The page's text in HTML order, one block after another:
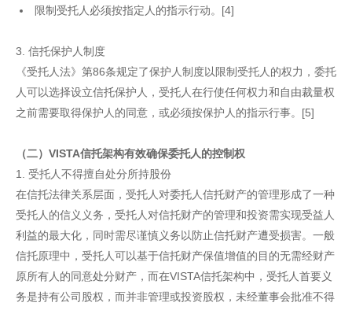
限制受托人必须按指定人的指示行动。[4]
3. 信托保护人制度
《受托人法》第86条规定了保护人制度以限制受托人的权力，委托
人可以选择设立信托保护人，受托人在行使任何权力和自由裁量权
之前需要取得保护人的同意，或必须按保护人的指示行事。[5]
（二）VISTA信托架构有效确保委托人的控制权
1. 受托人不得擅自处分所持股份
在信托法律关系层面，受托人对委托人信托财产的管理形成了一种
受托人的信义义务，受托人对信托财产的管理和投资需实现受益人
利益的最大化，同时需尽谨慎义务以防止信托财产遭受损害。一般
信托原理中，受托人可以基于信托财产保值增值的目的无需经财产
原所有人的同意处分财产，而在VISTA信托架构中，受托人首要义
务是持有公司股权，而并非管理或投资股权，未经董事会批准不得